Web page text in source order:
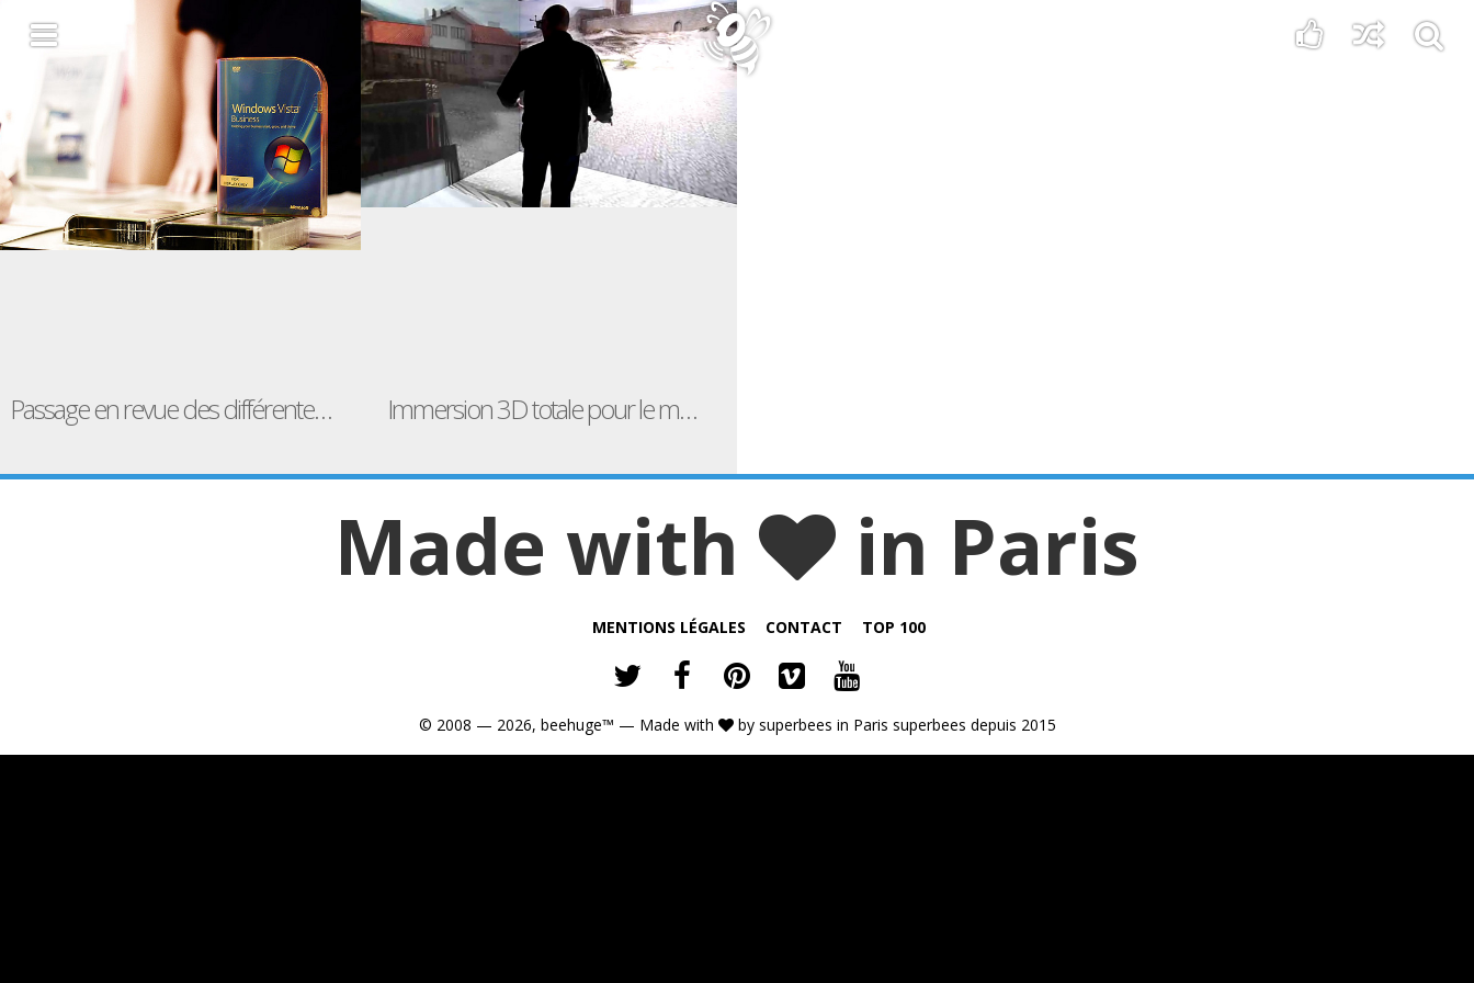
Passage en revue des différentes mises à jour de Windows 1.0 à Windows 7 Immersion 3D totale pour le moins étonnante
Made with in Paris
MENTIONS LÉGALES CONTACT TOP 100
© 2008 — 2026, beehuge™ — Made with by superbees in Paris superbees depuis 2015